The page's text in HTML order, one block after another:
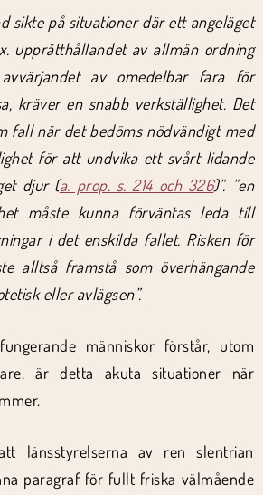
sikte på situationer där ett angeläget
upprätthållandet av allmän ordning
av omedelbar fara för
kräver en snabb verkställighet. Det
fall när det bedöms nödvändigt med
för att undvika ett svårt lidande
djur (a. prop. s. 214 och 326)”. ”en
måste kunna förväntas leda till
i det enskilda fallet. Risken för
alltså framstå som överhängande
eller avlägsen”.
människor förstår, utom
är detta akuta situationer när
länsstyrelserna av ren slentrian
paragraf för fullt friska välmående